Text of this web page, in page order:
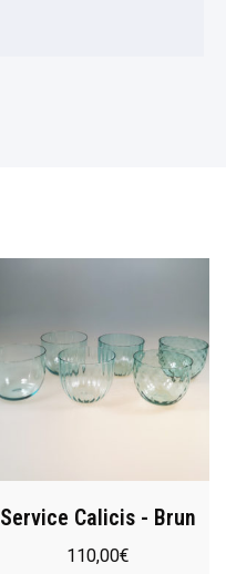
Service Calicis - Brun
110,00€